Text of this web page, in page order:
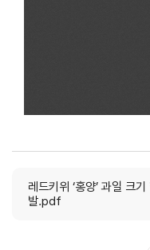
레드키위 ‘홍양’ 과일 크
발.pdf